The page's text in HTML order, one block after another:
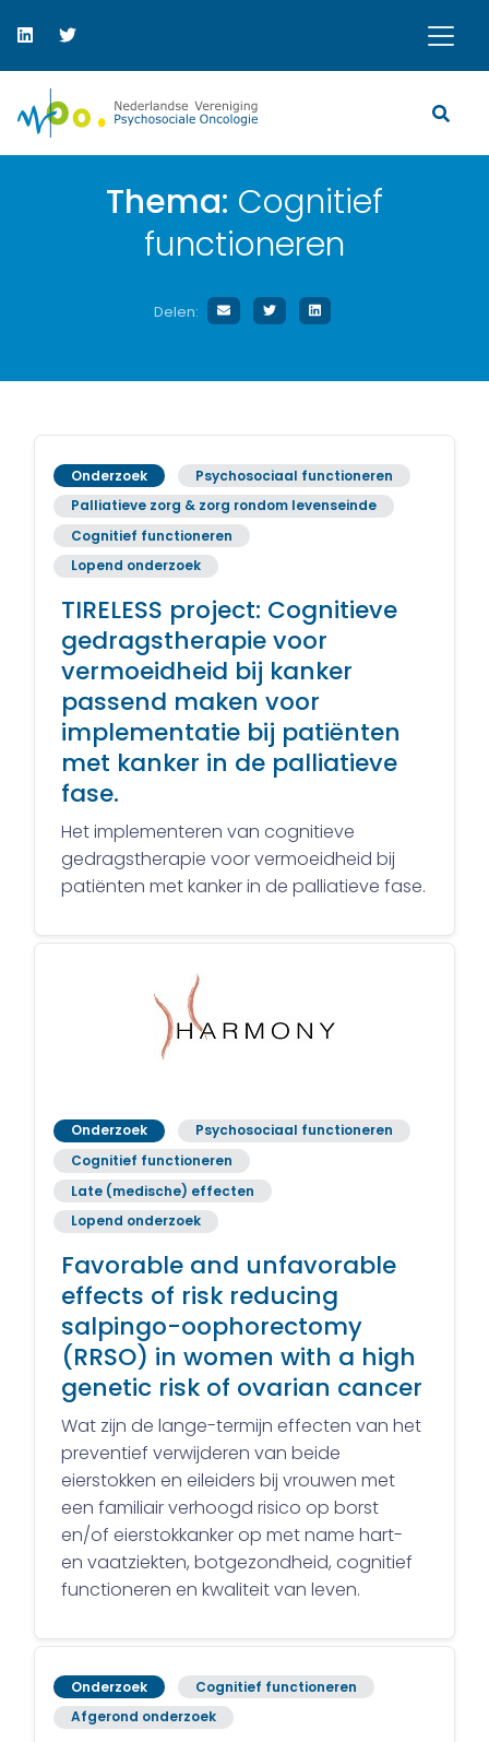
Thema: Cognitief
functioneren
Delen:
Onderzoek
Psychosociaal functioneren
Palliatieve zorg & zorg rondom levenseinde
Cognitief functioneren
Lopend onderzoek
TIRELESS project: Cognitieve
gedragstherapie voor
vermoeidheid bij kanker
passend maken voor
implementatie bij patiënten
met kanker in de palliatieve
fase.
Het implementeren van cognitieve
gedragstherapie voor vermoeidheid bij
patiënten met kanker in de palliatieve fase.
Onderzoek
Psychosociaal functioneren
Cognitief functioneren
Late (medische) effecten
Lopend onderzoek
Favorable and unfavorable
effects of risk reducing
salpingo-oophorectomy
(RRSO) in women with a high
genetic risk of ovarian cancer
Wat zijn de lange-termijn effecten van het
preventief verwijderen van beide
eierstokken en eileiders bij vrouwen met
een familiair verhoogd risico op borst
en/of eierstokkanker op met name hart-
en vaatziekten, botgezondheid, cognitief
functioneren en kwaliteit van leven.
Onderzoek
Cognitief functioneren
Afgerond onderzoek